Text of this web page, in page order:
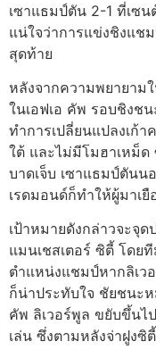
เซาแธมป์ตัน 2-1 ที่เซ
แน่ใจว่าการแข่งชิงแช
สุดท้าย
หลังจากความพยายาม
ในเอฟเอ คัพ รอบชิงชน
ทำการเปลี่ยนแปลงเก้า
ใต้ และไม่มีโมฮาเหม็ด
บาดเจ็บ เซาแธมป์ตัน
เรดมอนด์ก็ทำให้ผู้มาเยื
เป้าหมายดังกล่าวจะจุ
แมนเชสเตอร์ ซิตี้ โดย
ตำแหน่งแชมป์หากลิเว
ก็น่าประทับใจ ชัยชนะ
คัพ ลิเวอร์พูล ขยับขึ้นไ
เล่น ซึ่งตามหลังจ่าฝูงซิตี้